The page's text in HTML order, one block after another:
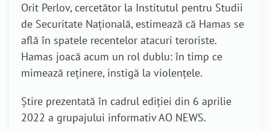
Orit Perlov, cercetător la Institutul pentru Studii
de Securitate Națională, estimează că Hamas se
află în spatele recentelor atacuri teroriste.
Hamas joacă acum un rol dublu: în timp ce
mimează reținere, instigă la violențele.
Știre prezentată în cadrul ediției din 6 aprilie
2022 a grupajului informativ AO NEWS.